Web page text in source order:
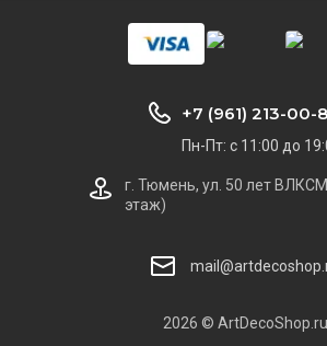
2026 © ArtDecoShop.ru
+7 (961) 213-00-
Пн-Пт: с 11:00 до
г. Тюмень, ул. 50 лет
этаж)